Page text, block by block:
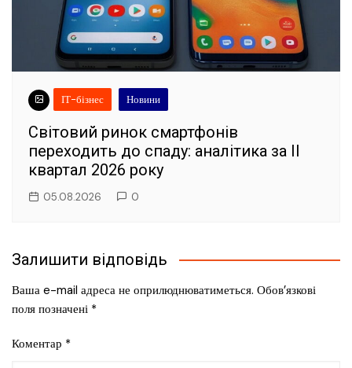
ІТ-бізнес Новини
Світовий ринок смартфонів
переходить до спаду: аналітика за II
квартал 2026 року
05.08.2026 0
Залишити відповідь
Ваша e-mail адреса не оприлюднюватиметься. Обов’язкові
поля позначені *
Коментар *